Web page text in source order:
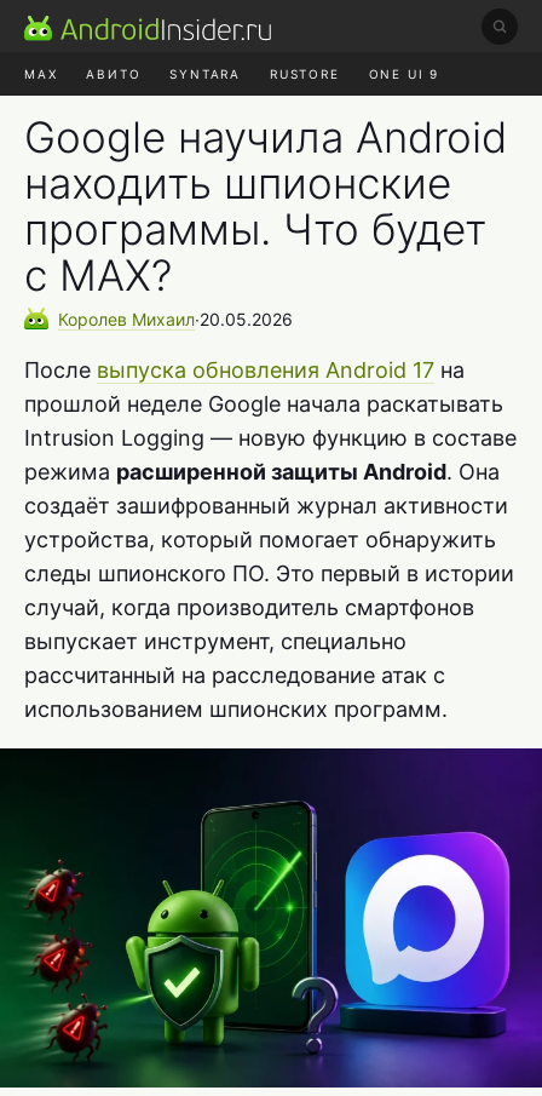
MAX АВИТО SYNTARA RUSTORE ONE UI 9
Google научила Android
находить шпионские
программы. Что будет
с MAX?
Королев Михаил∙20.05.2026
После выпуска обновления Android 17 на
прошлой неделе Google начала раскатывать
Intrusion Logging — новую функцию в составе
режима расширенной защиты Android. Она
создаёт зашифрованный журнал активности
устройства, который помогает обнаружить
следы шпионского ПО. Это первый в истории
случай, когда производитель смартфонов
выпускает инструмент, специально
рассчитанный на расследование атак с
использованием шпионских программ.